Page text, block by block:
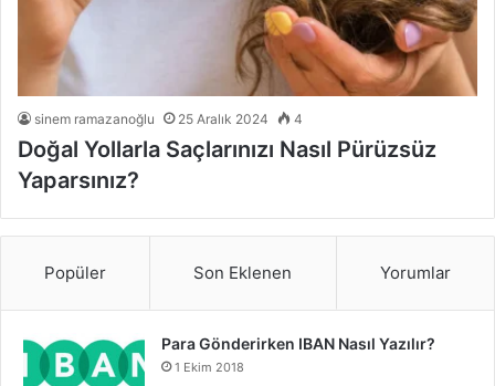
sinem ramazanoğlu 25 Aralık 2024 4
Doğal Yollarla Saçlarınızı Nasıl Pürüzsüz
Yaparsınız?
Popüler Son Eklenen Yorumlar
Para Gönderirken IBAN Nasıl Yazılır?
1 Ekim 2018